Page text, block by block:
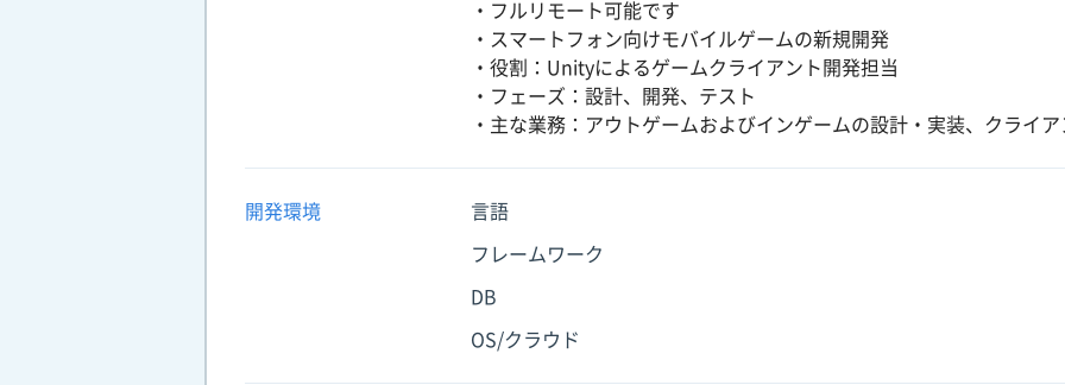
・フルリモート可能です
・スマートフォン向けモバイルゲームの新規開発
・役割：Unityによるゲームクライアント開発担当
・フェーズ：設計、開発、テスト
・主な業務：アウトゲームおよびインゲームの設計・実装、クライ
開発環境 言語
フレームワーク
DB
OS/クラウド